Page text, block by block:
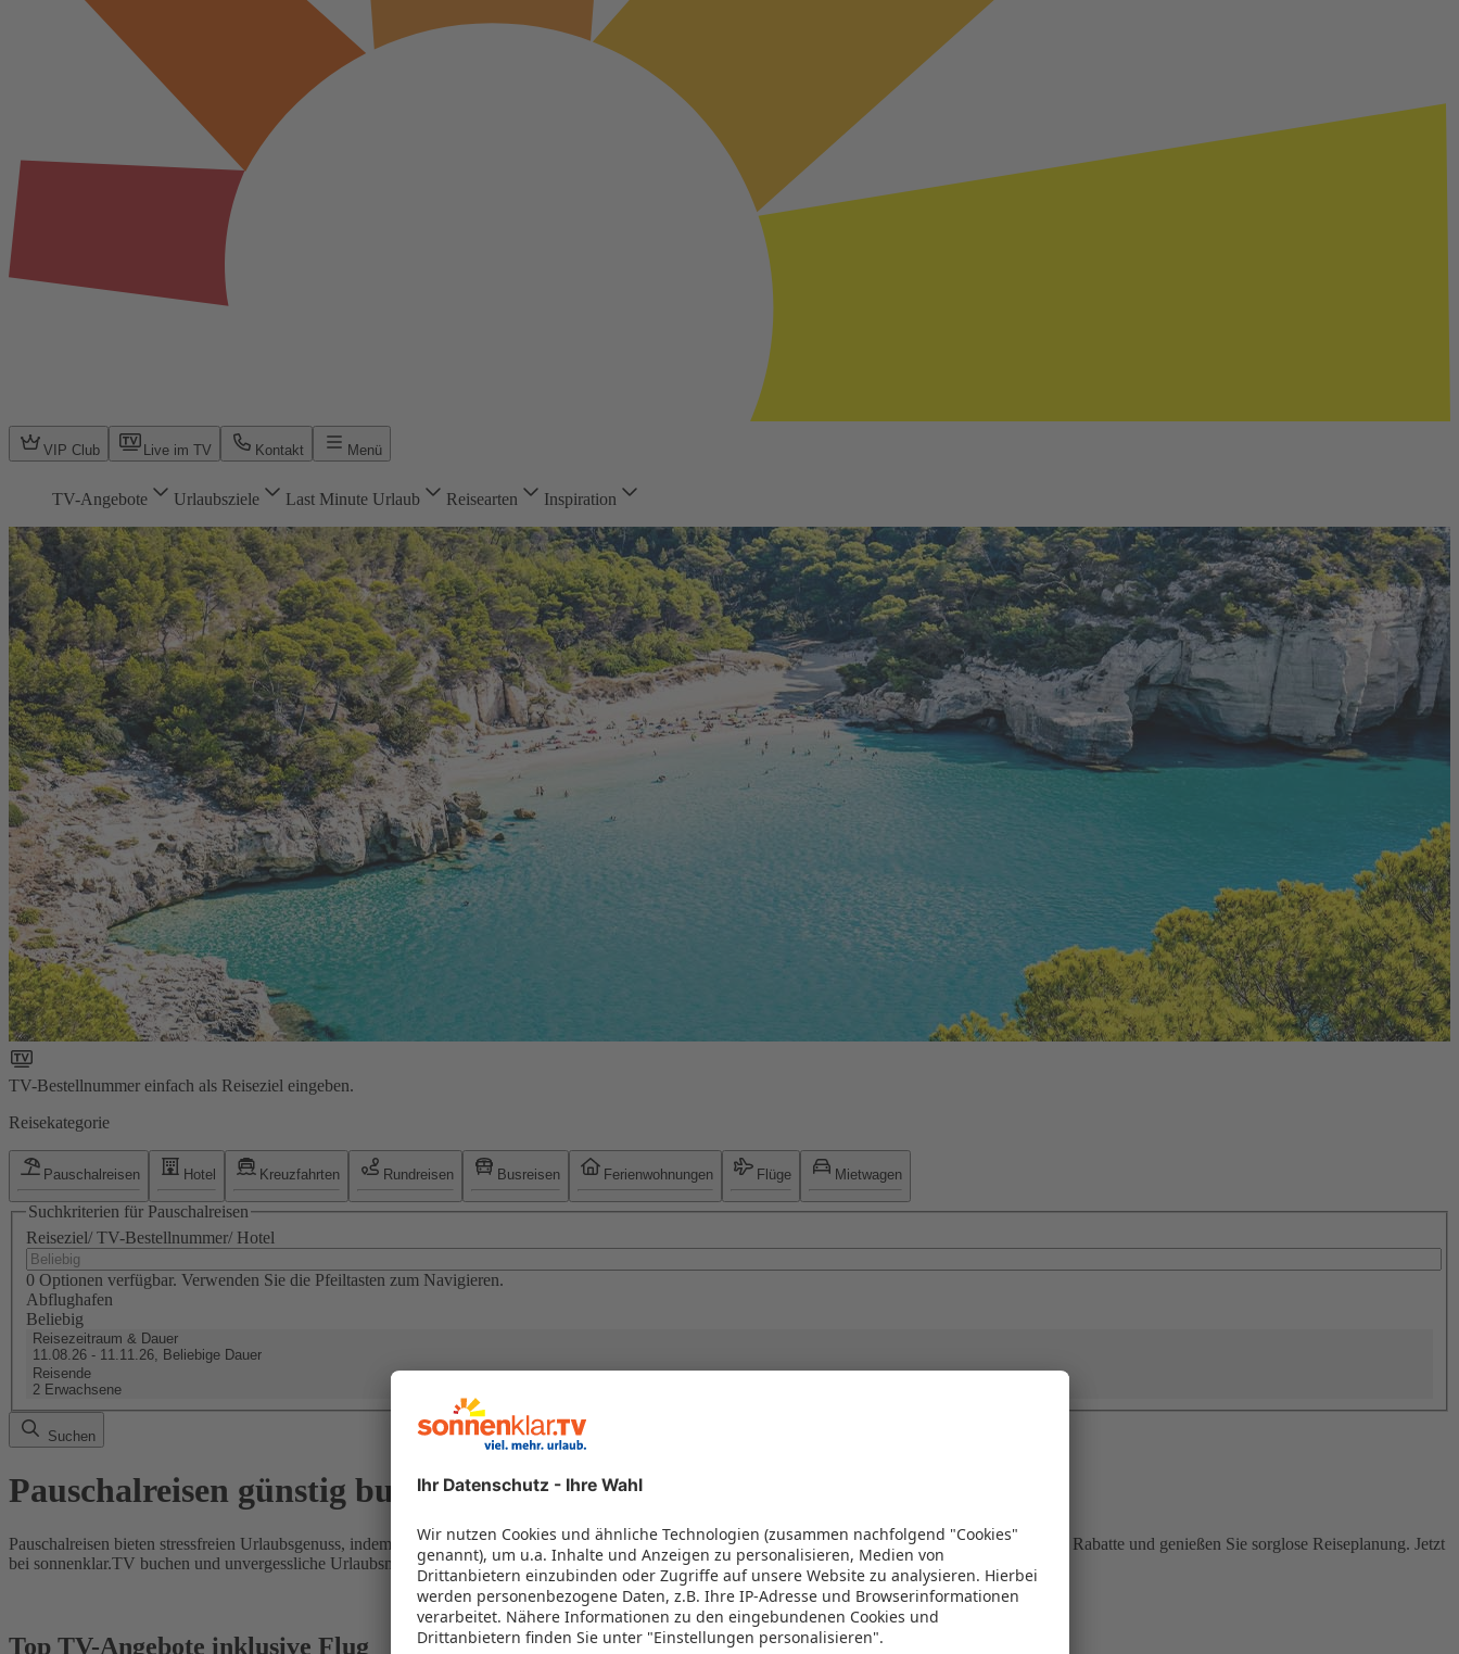
VIP Club Live im TV Kontakt Menü
TV-Angebote Urlaubsziele Last Minute Urlaub Reisearten Inspiration
TV-Bestellnummer einfach als Reiseziel eingeben.
Reisekategorie
Pauschalreisen Hotel Kreuzfahrten Rundreisen Busreisen Ferienwohnungen Flüge Mietwagen
Suchkriterien für Pauschalreisen
Reiseziel/ TV-Bestellnummer/ Hotel
0 Optionen verfügbar. Verwenden Sie die Pfeiltasten zum Navigieren.
Abflughafen
Beliebig
Reisezeitraum & Dauer
11.08.26 - 11.11.26, Beliebige Dauer
Reisende
2 Erwachsene
Suchen
Pauschalreisen günstig buchen
Pauschalreisen bieten stressfreien Urlaubsgenuss, indem Flug und Hotel in einem Paket kombiniert werden – das spart Zeit und Geld. Nutzen Sie attraktive Rabatte und genießen Sie sorglose Reiseplanung. Jetzt
bei sonnenklar.TV buchen und unvergessliche Urlaubsmomente erleben!
Top TV-Angebote inklusive Flug